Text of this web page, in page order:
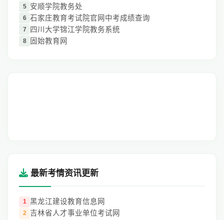
5 安顺学院教务处
6 石家庄教育考试院官网中考成绩查询
7 四川大学锦江学院教务系统
8 固始教育网
最新考情资讯更新
1 黑龙江建设教育信息网
2 吉林省人才事业单位考试网